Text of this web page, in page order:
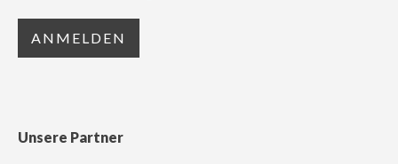
Unsere Partner